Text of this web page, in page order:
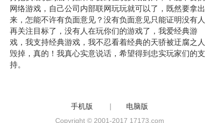
网络游戏，自己公司内部联网玩玩就可以了，既然要拿出
来，怎能不许有负面意见？没有负面意见只能证明没有人
再关注目标了，没有人在玩你们的游戏了，我爱经典游
戏，我支持经典游戏，我不忍看着经典的天骄被迂腐之人
毁掉，真的！我真心实意说话，希望得到忠实玩家们的支
持。
手机版 | 电脑版
Copyright © 2001-2017 17173.com